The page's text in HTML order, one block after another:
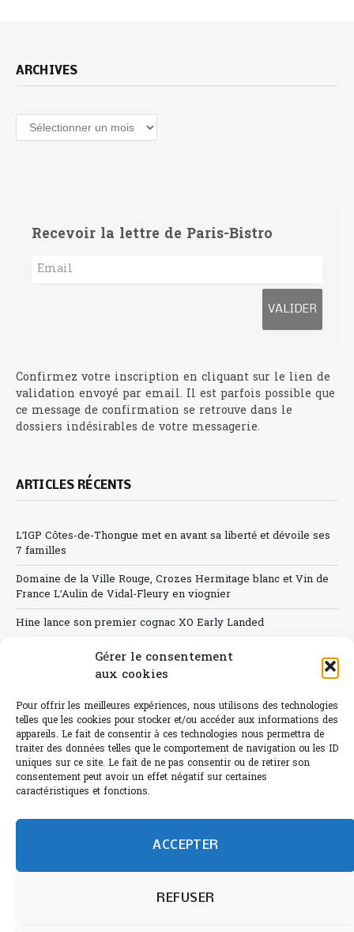
Gérer le consentement
aux cookies
Pour offrir les meilleures expériences, nous utilisons des technologies
telles que les cookies pour stocker et/ou accéder aux informations des
appareils. Le fait de consentir à ces technologies nous permettra de
traiter des données telles que le comportement de navigation ou les ID
uniques sur ce site. Le fait de ne pas consentir ou de retirer son
consentement peut avoir un effet négatif sur certaines
caractéristiques et fonctions.
ACCEPTER
REFUSER
ARCHIVES
Archives
Recevoir la lettre de Paris-Bistro
Confirmez votre inscription en cliquant sur le lien de
validation envoyé par email. Il est parfois possible que
ce message de confirmation se retrouve dans le
dossiers indésirables de votre messagerie.
ARTICLES RÉCENTS
L’IGP Côtes-de-Thongue met en avant sa liberté et dévoile ses
7 familles
Domaine de la Ville Rouge, Crozes Hermitage blanc et Vin de
France L’Aulin de Vidal-Fleury en viognier
Hine lance son premier cognac XO Early Landed
Canicule : A quand le CHR à « l’heure espagnole » ?
Sélection de rosés 2026
L'abus d'alcool est dangereux pour la santé.
humain et 0% IA de Paris Bistro Editions - SARL de Presse -
Informations légales etRGPD